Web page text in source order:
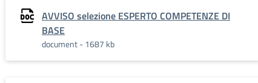
AVVISO selezione ESPERTO COMPETENZE DI
BASE
document - 1687 kb